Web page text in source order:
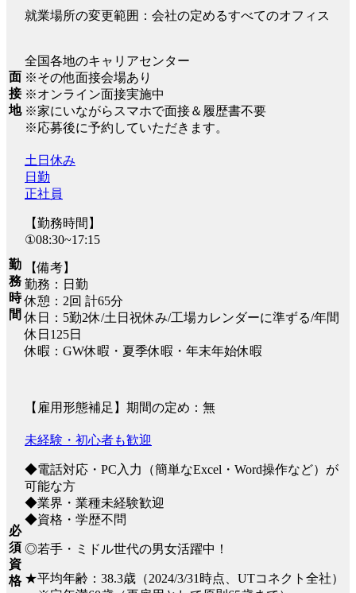
就業場所の変更範囲：会社の定めるすべてのオフィス
面
接
地
全国各地のキャリアセンター
※その他面接会場あり
※オンライン面接実施中
※家にいながらスマホで面接＆履歴書不要
※応募後に予約していただきます。
勤
務
時
間
土日休み
日勤
正社員
【勤務時間】
①08:30~17:15
【備考】
勤務：日勤
休憩：2回 計65分
休日：5勤2休/土日祝休み/工場カレンダーに準ずる/年間
休日125日
休暇：GW休暇・夏季休暇・年末年始休暇
【雇用形態補足】期間の定め：無
必
須
資
格
未経験・初心者も歓迎
◆電話対応・PC入力（簡単なExcel・Word操作など）が
可能な方
◆業界・業種未経験歓迎
◆資格・学歴不問
◎若手・ミドル世代の男女活躍中！
★平均年齢：38.3歳（2024/3/31時点、UTコネクト全社）